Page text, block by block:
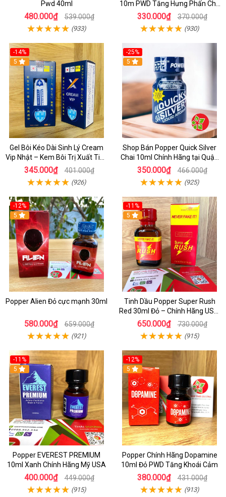
Pwd 40ml
480.000₫ 539.000₫
(933)
10m PWD Tăng Hưng Phấn Cho
Top Bot
330.000₫ 370.000₫
(930)
-14%
5
Gel Bôi Kéo Dài Sinh Lý Cream
Vip Nhật – Kem Bôi Trị Xuất Tinh
Sớm Chính Hãng Cho Nam
345.000₫ 401.000₫
(926)
-25%
5
Shop Bán Popper Quick Silver
Chai 10ml Chính Hãng tại Quận
1 - Kích thích tăng ham muốn
cực mạnh
350.000₫ 466.000₫
(925)
-12%
5
Popper Alien Đỏ cực mạnh 30ml
580.000₫ 659.000₫
(921)
-11%
5
Tinh Dầu Popper Super Rush
Red 30ml Đỏ – Chính Hãng USA,
Kích Thích Mạnh, Tăng Hưng
Phấn
650.000₫ 730.000₫
(915)
-11%
5
Popper EVEREST PREMIUM
10ml Xanh Chính Hãng Mỹ USA
400.000₫ 449.000₫
(915)
-12%
5
Popper Chính Hãng Dopamine
10ml Đỏ PWD Tăng Khoái Cảm
380.000₫ 431.000₫
(913)